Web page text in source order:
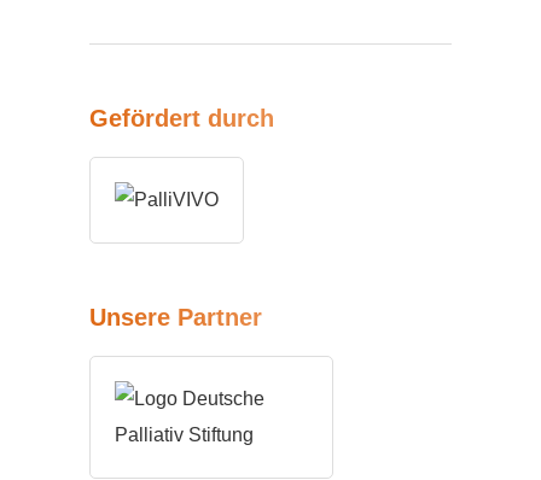
Gefördert durch
Unsere Partner